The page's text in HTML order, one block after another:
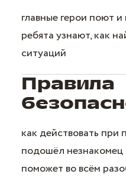
главные герои поют
ребята узнают, как
ситуаций
Правила
как действовать при
подошёл
поможет во всём